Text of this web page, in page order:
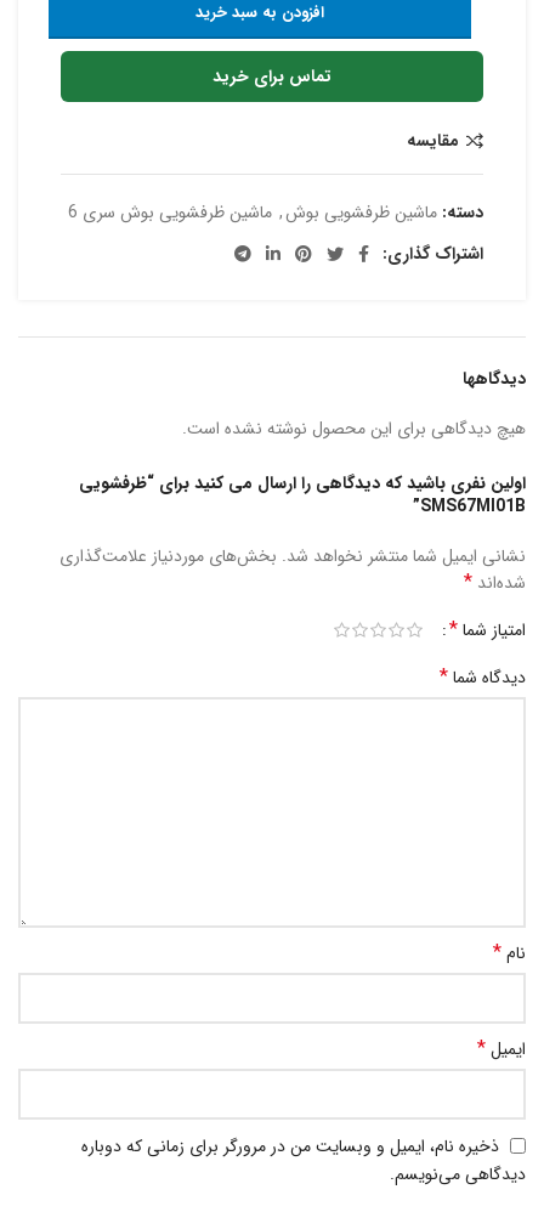
افزودن به سبد خرید
تماس برای خرید
مقایسه
دسته: ماشین ظرفشویی بوش, ماشین ظرفشویی بوش سری 6
اشتراک گذاری:
دیدگاهها
هیچ دیدگاهی برای این محصول نوشته نشده است.
اولین نفری باشید که دیدگاهی را ارسال می کنید برای “ظرفشویی
SMS67MI01B”
نشانی ایمیل شما منتشر نخواهد شد. بخش‌های موردنیاز علامت‌گذاری
شده‌اند *
امتیاز شما*
دیدگاه شما*
نام*
ایمیل*
ذخیره نام، ایمیل و وبسایت من در مرورگر برای زمانی که دوباره
دیدگاهی می‌نویسم.